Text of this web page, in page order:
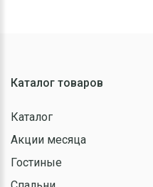
Каталог товаров
Каталог
Акции месяца
Гостиные